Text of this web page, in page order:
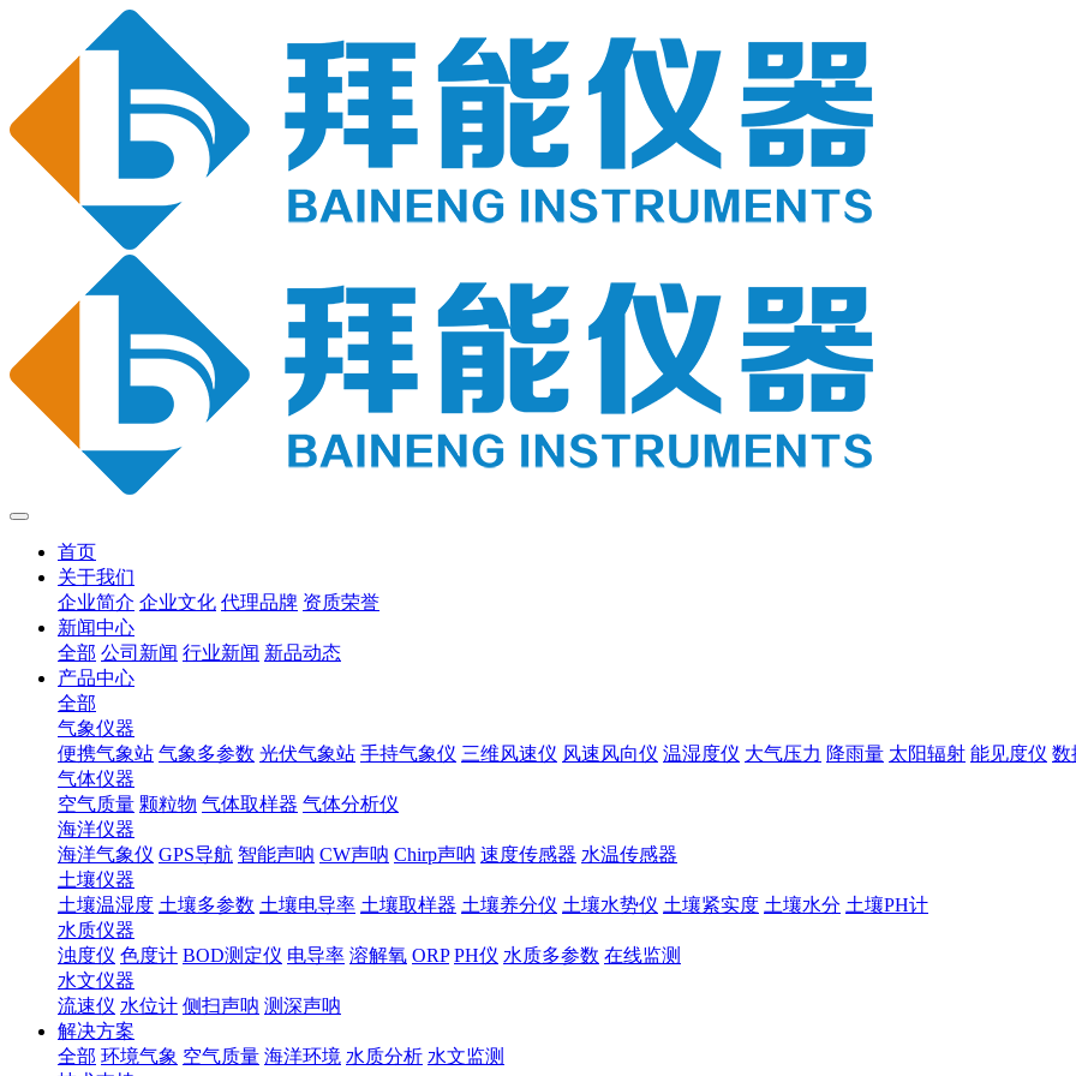
首页
关于我们
企业简介 企业文化 代理品牌 资质荣誉
新闻中心
全部 公司新闻 行业新闻 新品动态
产品中心
全部
气象仪器
便携气象站 气象多参数 光伏气象站 手持气象仪 三维风速仪 风速风向仪 温湿度仪 大气压力 降雨量 太阳辐射 能见度仪 数
气体仪器
空气质量 颗粒物 气体取样器 气体分析仪
海洋仪器
海洋气象仪 GPS导航 智能声呐 CW声呐 Chirp声呐 速度传感器 水温传感器
土壤仪器
土壤温湿度 土壤多参数 土壤电导率 土壤取样器 土壤养分仪 土壤水势仪 土壤紧实度 土壤水分 土壤PH计
水质仪器
浊度仪 色度计 BOD测定仪 电导率 溶解氧 ORP PH仪 水质多参数 在线监测
水文仪器
流速仪 水位计 侧扫声呐 测深声呐
解决方案
全部 环境气象 空气质量 海洋环境 水质分析 水文监测